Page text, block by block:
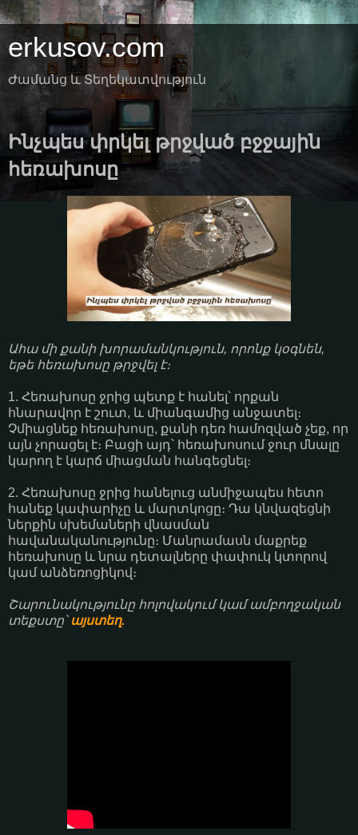
erkusov.com
Ժամանց և Տեղեկատվություն
Ինչպես փրկել թրջված բջջային
հեռախոսը
Ահա մի քանի խորամանկություն, որոնք կօգնեն,
եթե հեռախոսը թրջվել է։
1. Հեռախոսը ջրից պետք է հանել՝ որքան
հնարավոր է շուտ, և միանգամից անջատել։
Չմիացնեք հեռախոսը, քանի դեռ համոզված չեք, որ
այն չորացել է։ Բացի այդ՝ հեռախոսում ջուր մնալը
կարող է կարճ միացման հանգեցնել։
2. Հեռախոսը ջրից հանելուց անմիջապես հետո
հանեք կափարիչը և մարտկոցը։ Դա կնվազեցնի
ներքին սխեմաների վնասման
հավանականությունը։ Մանրամասն մաքրեք
հեռախոսը և նրա դետալները փափուկ կտորով
կամ անձեռոցիկով։
Շարունակությունը հոլովակում կամ ամբողջական
տեքստը՝ այստեղ.